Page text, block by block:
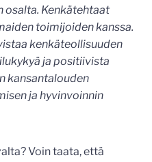
Kenkätehtaat
toimijoiden kanssa.
kenkäteollisuuden
ja positiivista
kansantalouden
ja hyvinvoinnin
Voin taata, että